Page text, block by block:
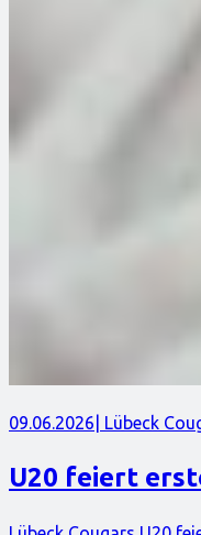
09.06.2026 | Lübeck
U20 feiert